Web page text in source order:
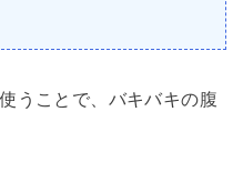
うことで、バキバキの腹